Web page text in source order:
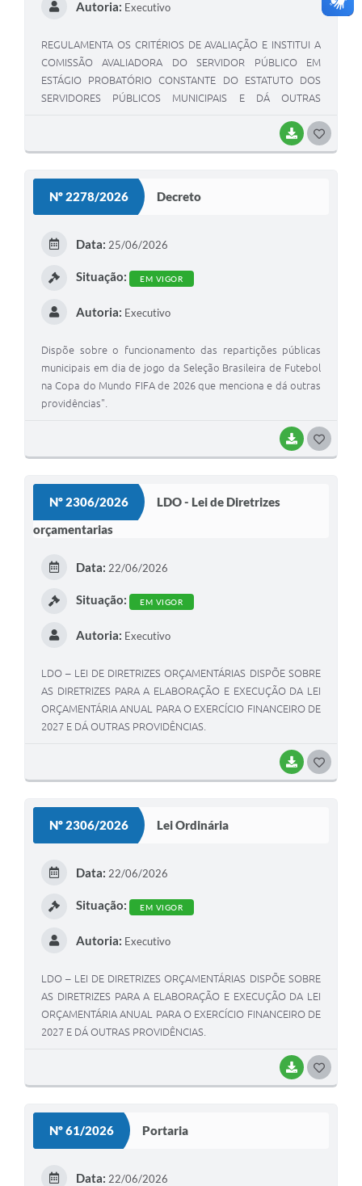
BAIXAR
Autoria: Executivo
REGULAMENTA OS CRITÉRIOS DE AVALIAÇÃO E INSTITUI A
COMISSÃO AVALIADORA DO SERVIDOR PÚBLICO EM
ESTÁGIO PROBATÓRIO CONSTANTE DO ESTATUTO DOS
SERVIDORES PÚBLICOS MUNICIPAIS E DÁ OUTRAS
Nº 2278/2026 Decreto
BAIXAR
Data: 25/06/2026
Situação: EM VIGOR
Autoria: Executivo
Dispõe sobre o funcionamento das repartições públicas
municipais em dia de jogo da Seleção Brasileira de Futebol
na Copa do Mundo FIFA de 2026 que menciona e dá outras
providências".
Nº 2306/2026
LDO - Lei de Diretrizes
orçamentarias
BAIXAR
Data: 22/06/2026
Situação: EM VIGOR
Autoria: Executivo
LDO – LEI DE DIRETRIZES ORÇAMENTÁRIAS DISPÕE SOBRE
AS DIRETRIZES PARA A ELABORAÇÃO E EXECUÇÃO DA LEI
ORÇAMENTÁRIA ANUAL PARA O EXERCÍCIO FINANCEIRO DE
2027 E DÁ OUTRAS PROVIDÊNCIAS.
Nº 2306/2026 Lei Ordinária
BAIXAR
Data: 22/06/2026
Situação: EM VIGOR
Autoria: Executivo
LDO – LEI DE DIRETRIZES ORÇAMENTÁRIAS DISPÕE SOBRE
AS DIRETRIZES PARA A ELABORAÇÃO E EXECUÇÃO DA LEI
ORÇAMENTÁRIA ANUAL PARA O EXERCÍCIO FINANCEIRO DE
2027 E DÁ OUTRAS PROVIDÊNCIAS.
Nº 61/2026 Portaria
Data: 22/06/2026